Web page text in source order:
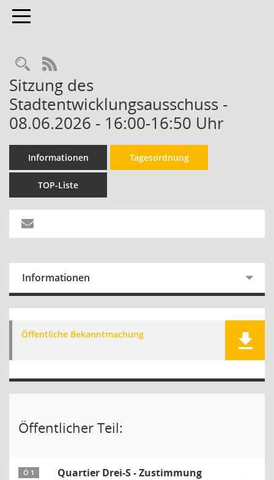
Toggle navigation
RSS-Feed
Sitzung des
Stadtentwicklungsausschuss -
08.06.2026 - 16:00-16:50 Uhr
Informationen Tagesordnung
TOP-Liste
Informationen
Öffentliche Bekanntmachung
Öffentlicher Teil:
Ö 1
Quartier Drei-S - Zustimmung